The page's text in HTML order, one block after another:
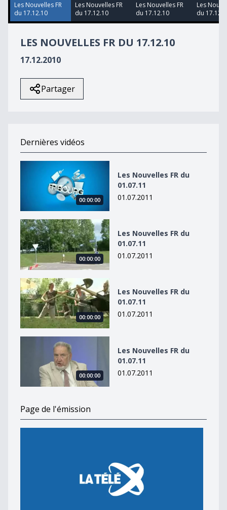
34
seconds
Les Nouvelles FR
du 17.12.10
Les Nouvelles FR
du 17.12.10
Les Nouvelles FR
du 17.12.10
Les
du
LES NOUVELLES FR DU 17.12.10
17.12.2010
Partager
Dernières vidéos
Les Nouvelles FR du 01.07.11
00:00:00
Les Nouvelles FR du
01.07.11
01.07.2011
Les Nouvelles FR du 01.07.11
00:00:00
Les Nouvelles FR du
01.07.11
01.07.2011
Les Nouvelles FR du 01.07.11
00:00:00
Les Nouvelles FR du
01.07.11
01.07.2011
Les Nouvelles FR du 01.07.11
00:00:00
Les Nouvelles FR du
01.07.11
01.07.2011
Page de l'émission